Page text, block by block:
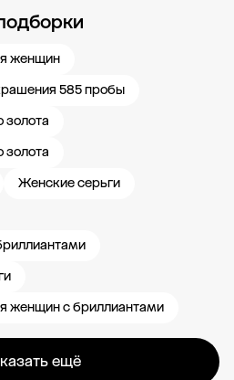
женщин
585 пробы
золота
золота
Женские серьги
женщин с бриллиантами
ещё
Блог